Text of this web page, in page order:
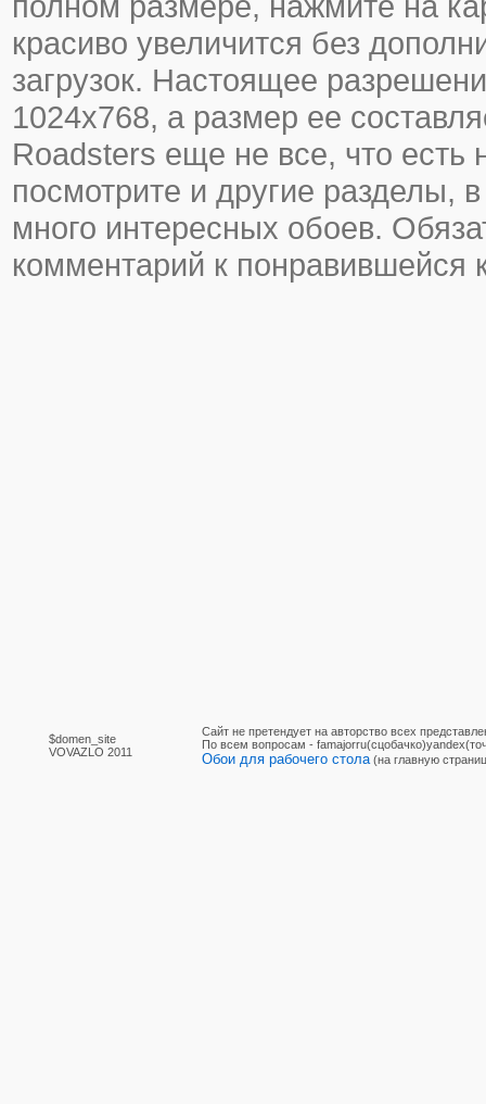
красиво увеличится без
загрузок. Настоящее
1024х768, а размер ее
Roadsters еще не все, что есть
посмотрите и другие разделы,
много интересных обоев.
комментарий к понравившейся
$domen_site
VOVAZLO 2011
Сайт не претендует на авторство всех
По вcем вопросам -
Обои для рабочего стола (на главную